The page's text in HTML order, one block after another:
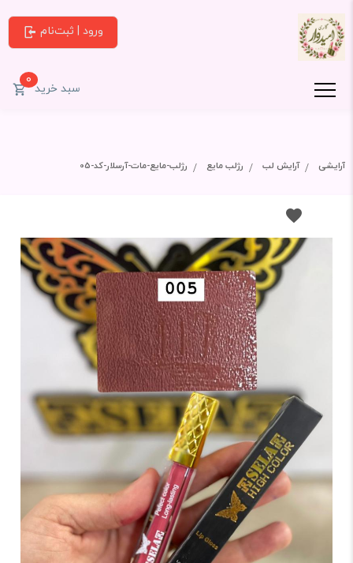
ورود | ثبت‌نام
سبد خرید0
آرایشی آرایش لب رژلب مایع رژلب-مایع-مات-آرسلار-کد-05